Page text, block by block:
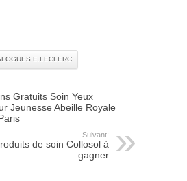
E.LECLERC
Gratuits Soin Yeux
Jeunesse Abeille Royale
Suivant:
de soin Collosol à
gagner